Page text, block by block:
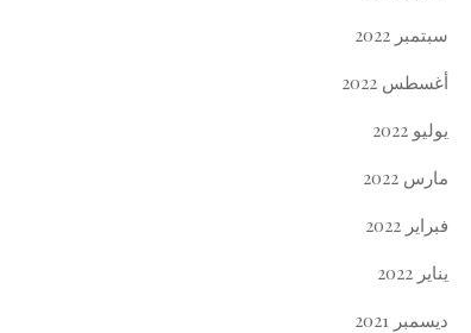
سبتمبر 2022
أغسطس 2022
يوليو 2022
مارس 2022
فبراير 2022
يناير 2022
ديسمبر 2021